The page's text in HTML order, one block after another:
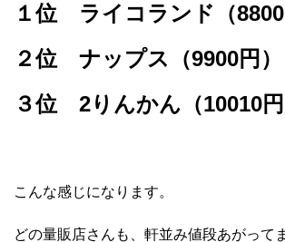
１位 ライコランド（8800
２位 ナップス（9900円）
３位 2りんかん（10010円
こんな感じになります。
どの量販店さんも、軒並み値段あがって